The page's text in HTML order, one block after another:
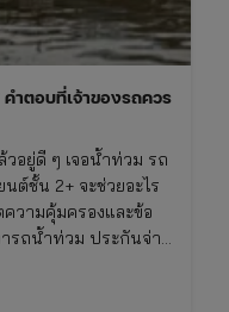
ำตอบที่เจ้าของรถควร
อยู่ดี ๆ เจอน้ำท่วม รถ
ต์ชั้น 2+ จะช่วยอะไร
วามคุ้มครองและข้อ
รถน้ําท่วม ประกันจ่าย